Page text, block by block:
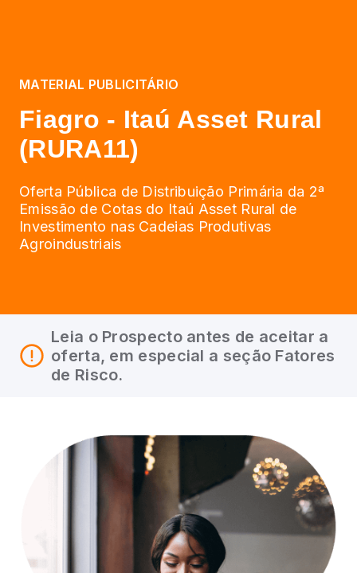
MATERIAL PUBLICITÁRIO
Fiagro - Itaú Asset Rural
(RURA11)
Oferta Pública de Distribuição Primária da 2ª
Emissão de Cotas do Itaú Asset Rural de
Investimento nas Cadeias Produtivas
Agroindustriais
Leia o Prospecto antes de aceitar a
oferta, em especial a seção Fatores
de Risco.